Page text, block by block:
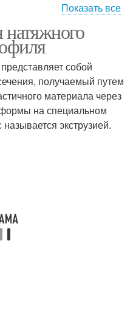
Натяжной потолок
Профили для натяжных
потолков
Багет для кулачкового
Показать все
натяжного
собой
получаемый путем
материала через
на специальном
экструзией.